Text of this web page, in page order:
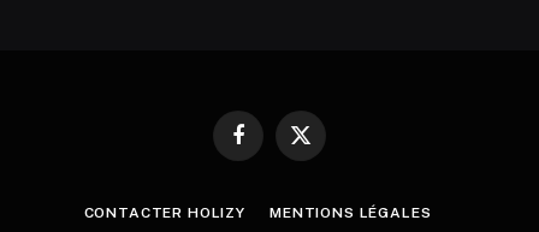
Facebook
X
CONTACTER HOLIZY MENTIONS LÉGALES